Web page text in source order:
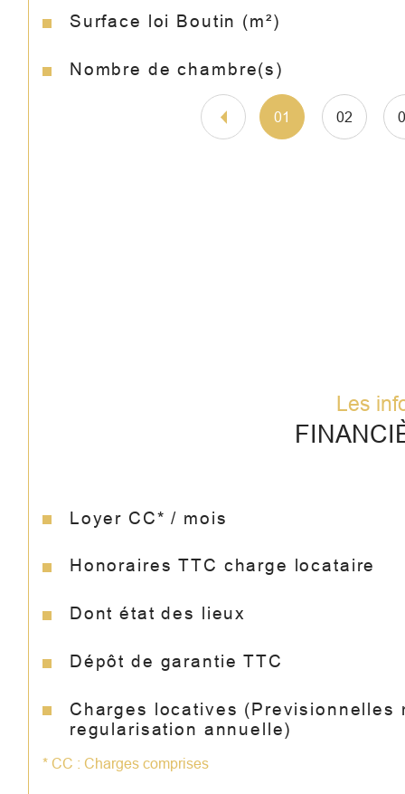
Surface loi Boutin (m²)
Nombre de chambre(s)
01 02
Les
Loyer CC* / mois
Honoraires TTC charge locataire
Dont état des lieux
Dépôt de garantie TTC
Charges locatives (Previsionnelles
regularisation annuelle)
* CC : Charges comprises